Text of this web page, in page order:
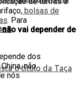
bolsas de
. Para
vai depender de
dos
não
nós